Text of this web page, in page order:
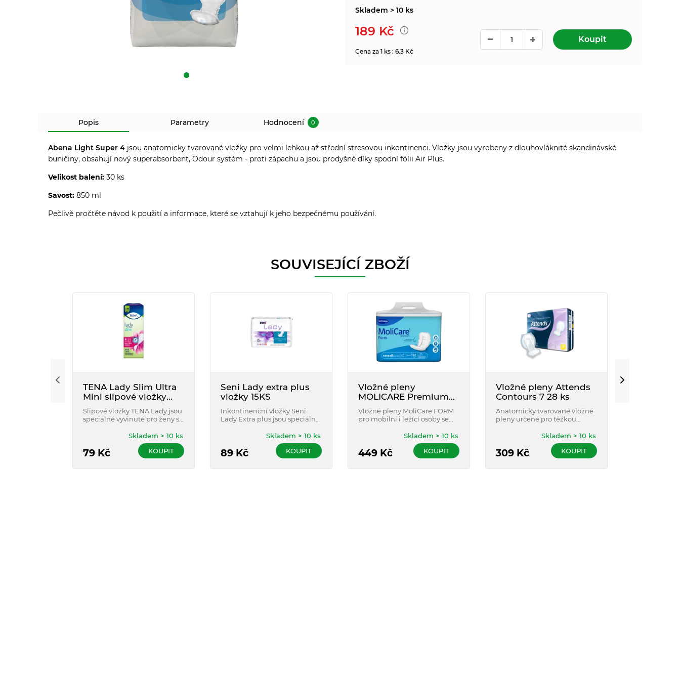
Skladem > 10 ks
189 Kč
Cena za 1 ks : 6.3 Kč
Koupit
Popis Parametry Hodnocení 0
Abena Light Super 4 jsou anatomicky tvarované vložky pro velmi lehkou až střední stresovou inkontinenci. Vložky jsou vyrobeny z dlouhovláknité skandinávské
buničiny, obsahují nový superabsorbent, Odour systém - proti zápachu a jsou prodyšné díky spodní fólii Air Plus.
Velikost balení: 30 ks
Savost: 850 ml
Pečlivě pročtěte návod k použití a informace, které se vztahují k jeho bezpečnému používání.
SOUVISEJÍCÍ ZBOŽÍ
TENA Lady Slim Ultra
Mini slipové vložky
14ks
Slipové vložky TENA Lady jsou
speciálně vyvinuté pro ženy s
Poskytují trojí ochranu proti
protečení, vlhkosti a zápachu.
79Kč
Skladem > 10 ks
KOUPIT
Seni Lady extra plus
vložky 15KS
Inkontinenční vložky Seni
Lady Extra plus jsou speciálně
lehkou inkontinencí.
89Kč
Skladem > 10 ks
KOUPIT
Vložné pleny
MOLICARE Premium
Form 6 kapek, 2353ml,
32 ks
Vložné pleny MoliCare FORM
pro mobilní i ležící osoby se
449Kč
Skladem > 10 ks
KOUPIT
Vložné pleny Attends
Contours 7 28 ks
Anatomicky tvarované vložné
pleny určené pro těžkou
309Kč
Skladem > 10 ks
KOUPIT